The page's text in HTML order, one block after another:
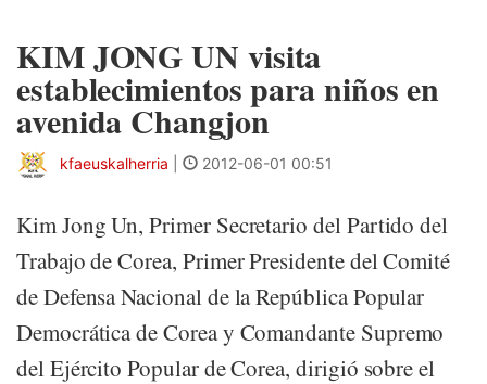
KIM JONG UN visita
establecimientos para niños en
avenida Changjon
kfaeuskalherria 2012-06-01 00:51
Kim Jong Un, Primer Secretario del Partido del
Trabajo de Corea, Primer Presidente del Comité
de Defensa Nacional de la República Popular
Democrática de Corea y Comandante Supremo
del Ejército Popular de Corea, dirigió sobre el